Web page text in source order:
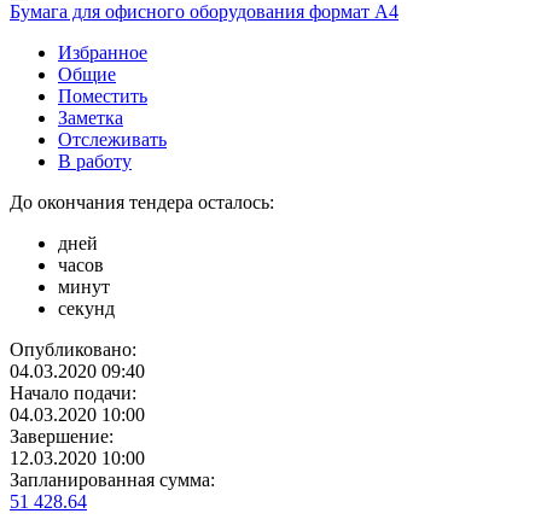
Бумага для офисного оборудования формат А4
Избранное
Общие
Поместить
Заметка
Отслеживать
В работу
До окончания тендера осталось:
дней
часов
минут
секунд
Опубликовано:
04.03.2020 09:40
Начало подачи:
04.03.2020 10:00
Завершение:
12.03.2020 10:00
Запланированная сумма:
51 428.64